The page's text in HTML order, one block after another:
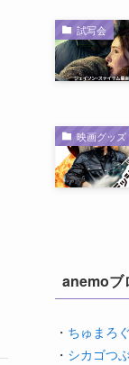
試写会
映画グッズ
anemoブ
・ ちゅまろぐ
・ シカゴつ